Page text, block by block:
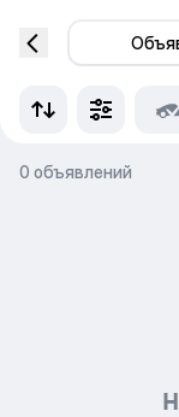
0 объявлений